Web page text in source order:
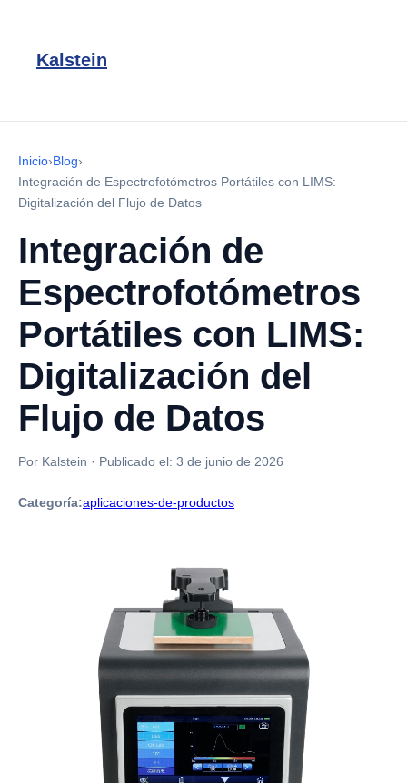
Kalstein
Inicio›Blog›
Integración de Espectrofotómetros Portátiles con LIMS:
Digitalización del Flujo de Datos
Integración de
Espectrofotómetros
Portátiles con LIMS:
Digitalización del
Flujo de Datos
Por Kalstein · Publicado el: 3 de junio de 2026
Categoría:aplicaciones-de-productos